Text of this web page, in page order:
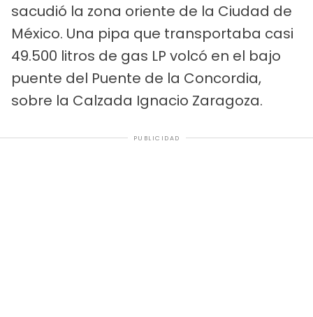
sacudió la zona oriente de la Ciudad de
México. Una pipa que transportaba casi
49.500 litros de gas LP volcó en el bajo
puente del Puente de la Concordia,
sobre la Calzada Ignacio Zaragoza.
PUBLICIDAD